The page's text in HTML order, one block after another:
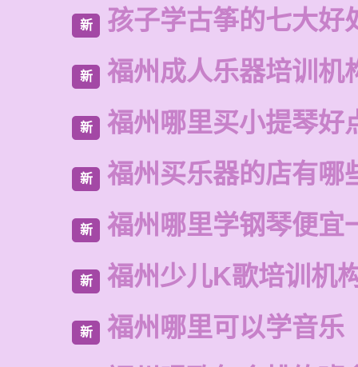
新 孩子学古筝的七大好
新 福州成人乐器培训机
新 福州哪里买小提琴好
新 福州买乐器的店有哪
新 福州哪里学钢琴便宜
新 福州少儿K歌培训机
新 福州哪里可以学音乐